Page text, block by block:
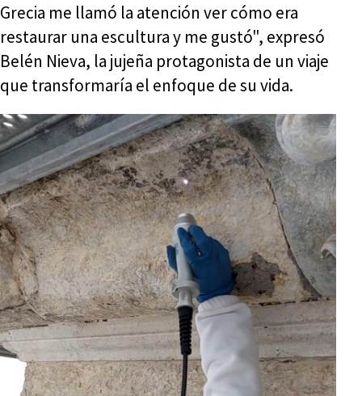
Grecia me llamó la atención ver cómo era
restaurar una escultura y me gustó", expresó
Belén Nieva, la jujeña protagonista de un viaje
que transformaría el enfoque de su vida.